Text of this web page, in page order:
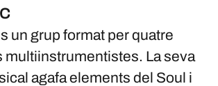
un grup format per quatre
multiinstrumentistes. La seva
agafa elements del Soul i